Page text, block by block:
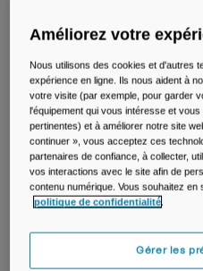
Ceintures et sacoches
Sacoches Vélo
Réservoirs
Accessoires
Tout Voir
Sac à dos vélo
Améliorez votre
Nous utilisons des cookies et d'autres
expérience en ligne. Ils nous aident à
votre visite (par exemple, pour garder
l'équipement qui vous intéresse et
pertinentes) et à améliorer notre site
continuer », vous acceptez ces
partenaires de confiance, à collecter,
vos interactions avec le site afin de
contenu numérique. Vous souhaitez
politique de confidentialité.
Gérer les